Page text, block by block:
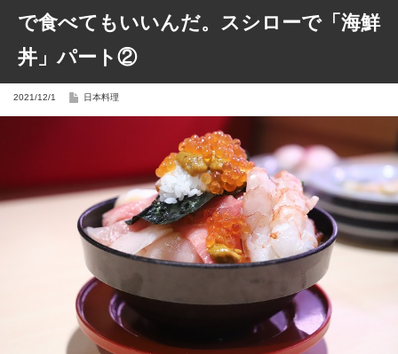
で食べてもいいんだ。スシローで「海鮮
丼」パート②
2021/12/1 日本料理